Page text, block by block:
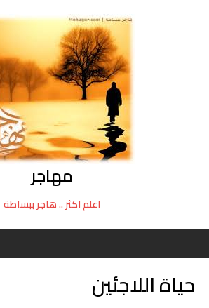
مهاجر
اعلم اكثر .. هاجر ببساطة
حياة اللاجئين